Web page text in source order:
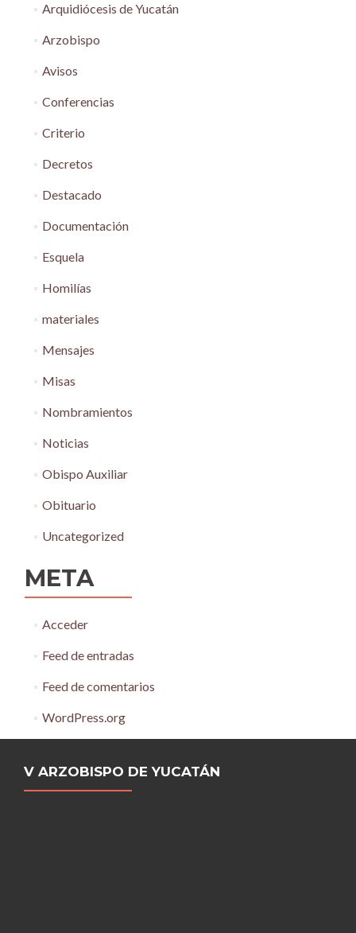
Arquidiócesis de Yucatán
Arzobispo
Avisos
Conferencias
Criterio
Decretos
Destacado
Documentación
Esquela
Homilías
materiales
Mensajes
Misas
Nombramientos
Noticias
Obispo Auxiliar
Obituario
Uncategorized
META
Acceder
Feed de entradas
Feed de comentarios
WordPress.org
V ARZOBISPO DE YUCATÁN